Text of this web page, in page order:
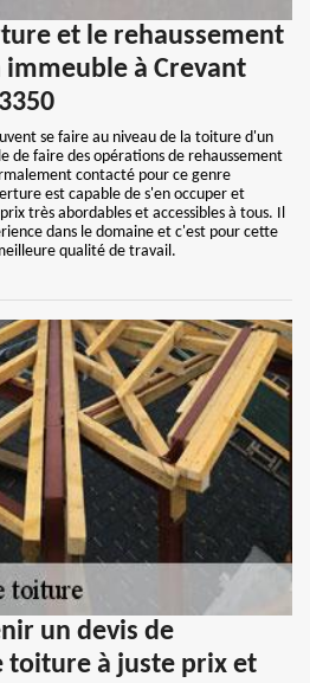
et le rehaussement
à Crevant
se faire au niveau de la toiture d'un
de faire des opérations de rehaussement
contacté pour ce genre
est capable de s'en occuper et
très abordables et accessibles à tous. Il
dans le domaine et c'est pour cette
qualité de travail.
un devis de
toiture à juste prix et